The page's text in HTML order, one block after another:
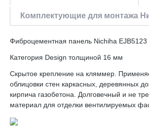
Комплектующие для монтажа
Фиброцементная панель Nichiha EJB5123
Категория Design толщиной 16 мм
Скрытое крепление на кляммер.
облицовки стен каркасных, деревянных
кирпича газобетона. Долговечный и не
материал для отделки вентилируемых